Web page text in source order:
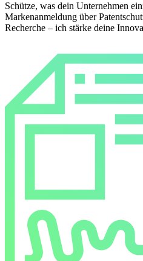
Schütze, was dein Unternehmen
Markenanmeldung über
Recherche – ich stärke deine